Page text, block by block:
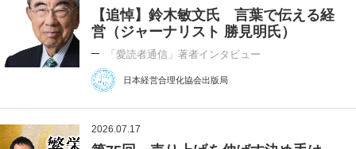
【追悼】鈴木敏文氏 言葉で伝える経
営（ジャーナリスト 勝見明氏）
「愛読者通信」著者インタビュー
日本経営合理化協会出版局
2026.07.17